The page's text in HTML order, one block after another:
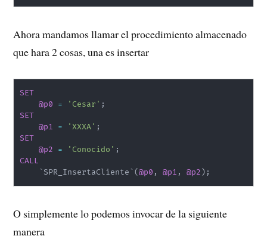
Ahora mandamos llamar el procedimiento almacenado
que hara 2 cosas, una es insertar
SET
@p0
= 'Cesar' ;
SET
@p1
= 'XXXA' ;
SET
@p2
= 'Conocido' ;
CALL
`SPR_InsertaCliente`(@p0 , @p1 , @p2) ;
O simplemente lo podemos invocar de la siguiente
manera